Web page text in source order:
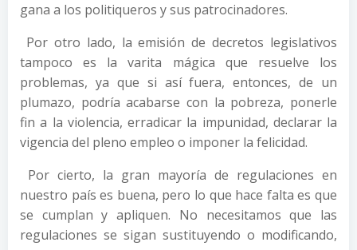
gana a los politiqueros y sus patrocinadores.
Por otro lado, la emisión de decretos legislativos
tampoco es la varita mágica que resuelve los
problemas, ya que si así fuera, entonces, de un
plumazo, podría acabarse con la pobreza, ponerle
fin a la violencia, erradicar la impunidad, declarar la
vigencia del pleno empleo o imponer la felicidad.
Por cierto, la gran mayoría de regulaciones en
nuestro país es buena, pero lo que hace falta es que
se cumplan y apliquen. No necesitamos que las
regulaciones se sigan sustituyendo o modificando,